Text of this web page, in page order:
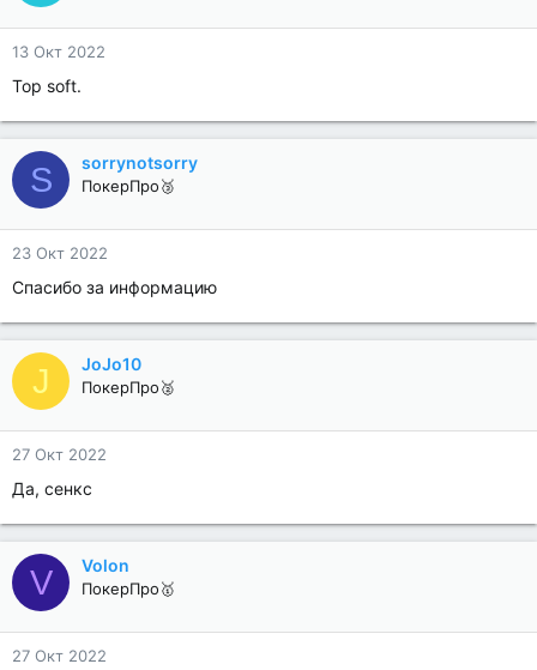
13 Окт 2022
Top soft.
S sorrynotsorry
ПокерПро🥉
23 Окт 2022
Спасибо за информацию
J JoJo10
ПокерПро🥈
27 Окт 2022
Да, сенкс
V Volon
ПокерПро🥇
27 Окт 2022